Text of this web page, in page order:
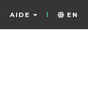
AIDE EN